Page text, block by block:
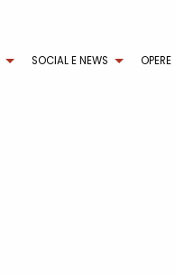
SOCIAL E NEWS OPERE